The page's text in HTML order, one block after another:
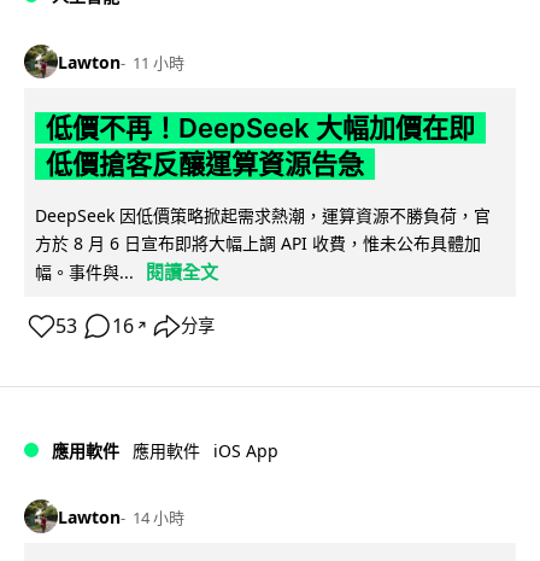
Lawton 11 小時
低價不再！DeepSeek 大幅加價在即
低價搶客反釀運算資源告急
DeepSeek 因低價策略掀起需求熱潮，運算資源不勝負荷，官
方於 8 月 6 日宣布即將大幅上調 API 收費，惟未公布具體加
幅。事件與...
閱讀全文
53 16 ↗ 分享
應用軟件 應用軟件 iOS App
Lawton 14 小時